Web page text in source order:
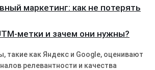
маркетинг: как не потерять
метки и зачем они нужны?
такие как Яндекс и Google, оценивают
релевантности и качества